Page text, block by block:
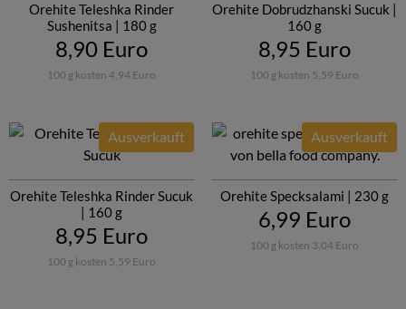
Orehite Teleshka Rinder
Sushenitsa | 180 g
8,90 Euro
100 g kosten 4,94 Euro
Orehite Dobrudzhanski Sucuk |
160 g
8,95 Euro
100 g kosten 5,59 Euro
Orehite Teleshka Rinder Sucuk
| 160 g
Ausverkauft
8,95 Euro
100 g kosten 5,59 Euro
Orehite Specksalami | 230 g
Ausverkauft
6,99 Euro
100 g kosten 3,04 Euro